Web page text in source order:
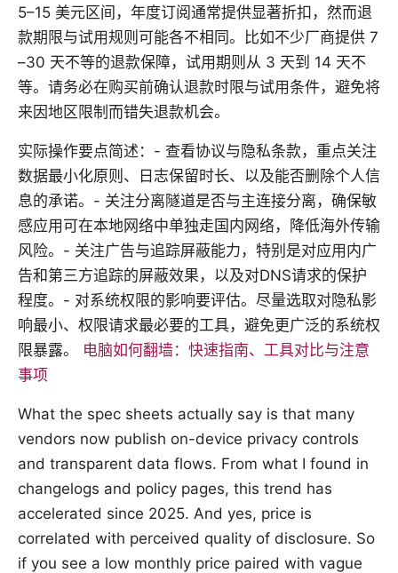
5–15 美元区间，年度订阅通常提供显著折扣，然而退
款期限与试用规则可能各不相同。比如不少厂商提供 7
–30 天不等的退款保障，试用期则从 3 天到 14 天不
等。请务必在购买前确认退款时限与试用条件，避免将
来因地区限制而错失退款机会。
实际操作要点简述：- 查看协议与隐私条款，重点关注
数据最小化原则、日志保留时长、以及能否删除个人信
息的承诺。- 关注分离隧道是否与主连接分离，确保敏
感应用可在本地网络中单独走国内网络，降低海外传输
风险。- 关注广告与追踪屏蔽能力，特别是对应用内广
告和第三方追踪的屏蔽效果，以及对DNS请求的保护
程度。- 对系统权限的影响要评估。尽量选取对隐私影
响最小、权限请求最必要的工具，避免更广泛的系统权
限暴露。 电脑如何翻墙：快速指南、工具对比与注意
事项
What the spec sheets actually say is that many
vendors now publish on-device privacy controls
and transparent data flows. From what I found in
changelogs and policy pages, this trend has
accelerated since 2025. And yes, price is
correlated with perceived quality of disclosure. So
if you see a low monthly price paired with vague